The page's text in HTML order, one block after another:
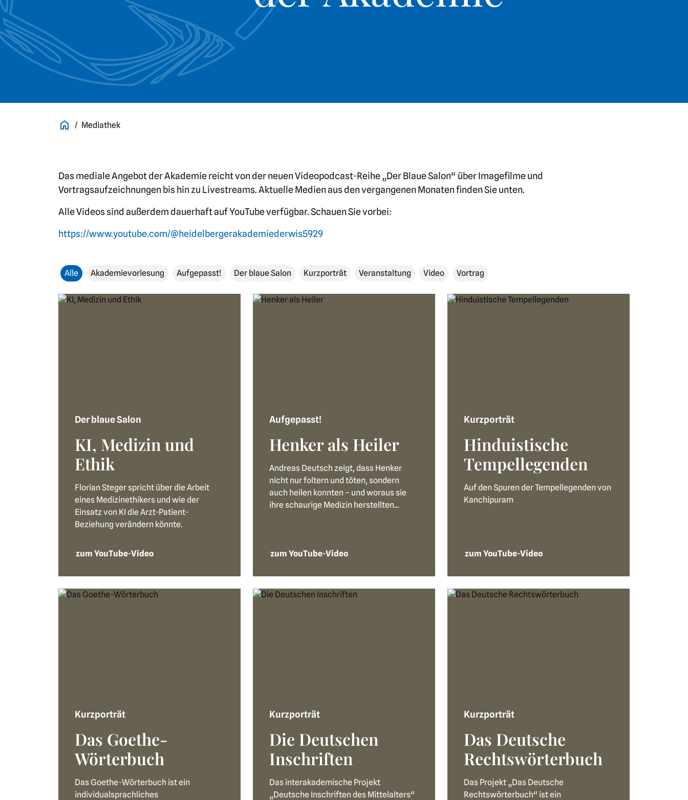
Mediathek
Das mediale Angebot der Akademie reicht von der neuen Videopodcast-Reihe „Der Blaue Salon“ über Imagefilme und
Vortragsaufzeichnungen bis hin zu Livestreams. Aktuelle Medien aus den vergangenen Monaten finden Sie unten.
Alle Videos sind außerdem dauerhaft auf YouTube verfügbar. Schauen Sie vorbei:
https://www.youtube.com/@heidelbergerakademiederwis5929
Alle Akademievorlesung Aufgepasst! Der blaue Salon Kurzporträt Veranstaltung Video Vortrag
Der blaue Salon
KI, Medizin und
Ethik
Florian Steger spricht über die Arbeit
eines Medizinethikers und wie der
Einsatz von KI die Arzt-Patient-
Beziehung verändern könnte.
zum YouTube-Video
Aufgepasst!
Henker als Heiler
Andreas Deutsch zeigt, dass Henker
nicht nur foltern und töten, sondern
auch heilen konnten – und woraus sie
ihre schaurige Medizin herstellten...
zum YouTube-Video
Kurzporträt
Hinduistische
Tempellegenden
Auf den Spuren der Tempellegenden von
Kanchipuram
zum YouTube-Video
Kurzporträt
Das Goethe-
Wörterbuch
Das Goethe-Wörterbuch ist ein
individualsprachliches
Kurzporträt
Die Deutschen
Inschriften
Das interakademische Projekt
„Deutsche Inschriften des Mittelalters“
Kurzporträt
Das Deutsche
Rechtswörterbuch
Das Projekt „Das Deutsche
Rechtswörterbuch“ ist ein